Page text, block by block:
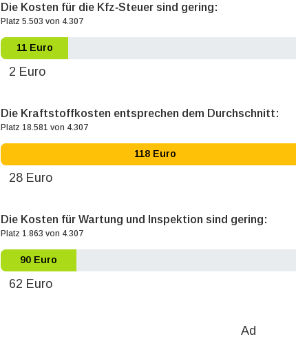
Die Kosten für die Kfz‐Steuer sind gering:
Platz 5.503 von 4.307
11 Euro
2 Euro
Die Kraftstoffkosten entsprechen dem Durchschnitt:
Platz 18.581 von 4.307
118 Euro
28 Euro
Die Kosten für Wartung und Inspektion sind gering:
Platz 1.863 von 4.307
90 Euro
62 Euro
Ad